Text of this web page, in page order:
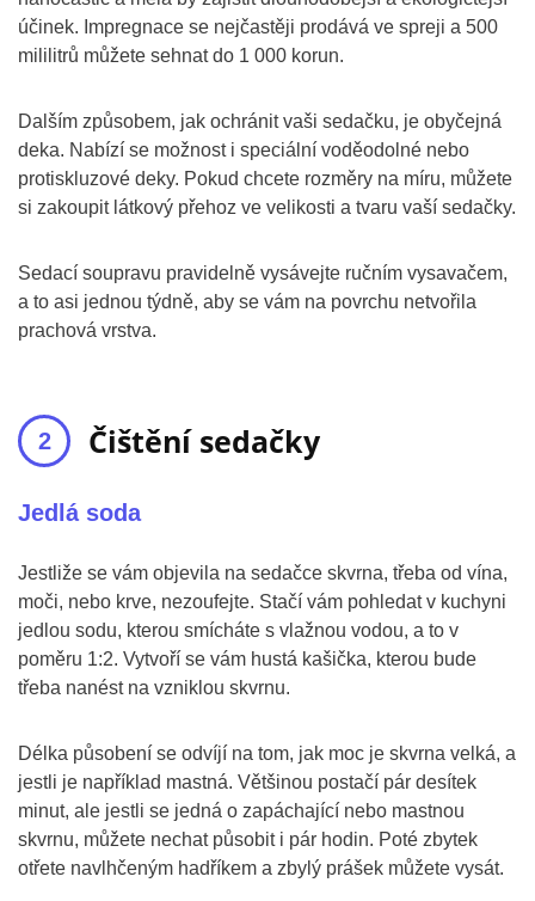
účinek. Impregnace se nejčastěji prodává ve spreji a 500
mililitrů můžete sehnat do 1 000 korun.
Dalším způsobem, jak ochránit vaši sedačku, je obyčejná
deka. Nabízí se možnost i speciální voděodolné nebo
protiskluzové deky. Pokud chcete rozměry na míru, můžete
si zakoupit látkový přehoz ve velikosti a tvaru vaší sedačky.
Sedací soupravu pravidelně vysávejte ručním vysavačem,
a to asi jednou týdně, aby se vám na povrchu netvořila
prachová vrstva.
Čištění sedačky
Jedlá soda
Jestliže se vám objevila na sedačce skvrna, třeba od vína,
moči, nebo krve, nezoufejte. Stačí vám pohledat v kuchyni
jedlou sodu, kterou smícháte s vlažnou vodou, a to v
poměru 1:2. Vytvoří se vám hustá kašička, kterou bude
třeba nanést na vzniklou skvrnu.
Délka působení se odvíjí na tom, jak moc je skvrna velká, a
jestli je například mastná. Většinou postačí pár desítek
minut, ale jestli se jedná o zapáchající nebo mastnou
skvrnu, můžete nechat působit i pár hodin. Poté zbytek
otřete navlhčeným hadříkem a zbylý prášek můžete vysát.